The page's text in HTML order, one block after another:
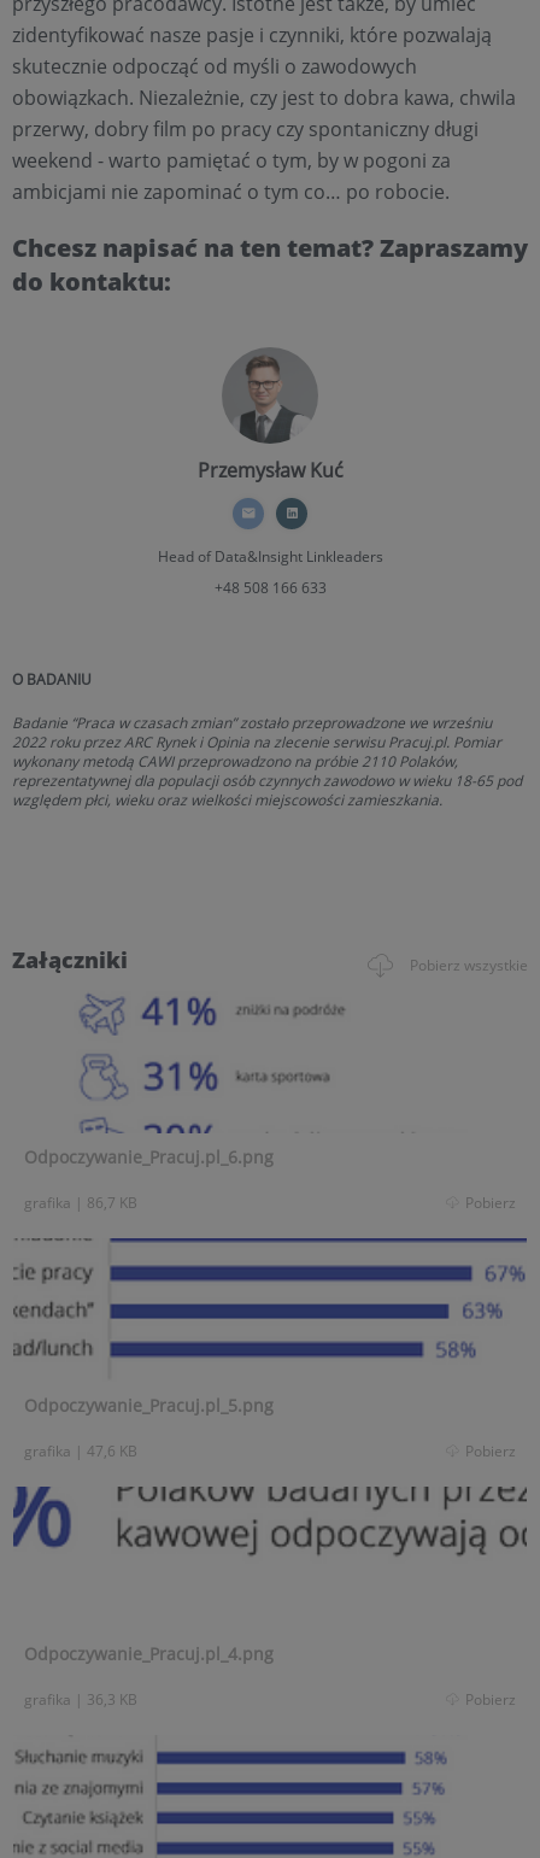
zidentyfikować nasze pasje i czynniki, które pozwalają
skutecznie odpocząć od myśli o zawodowych
obowiązkach. Niezależnie, czy jest to dobra kawa, chwila
przerwy, dobry film po pracy czy spontaniczny długi
weekend - warto pamiętać o tym, by w pogoni za
ambicjami nie zapominać o tym co… po robocie.
Chcesz napisać na ten temat? Zapraszamy
do kontaktu:
Przemysław Kuć
Head of Data&InsightLinkleaders
+48 508 166 633
O BADANIU
Badanie “Praca w czasach zmian” zostało przeprowadzone we wrześniu
2022 roku przez ARC Rynek i Opinia na zlecenie serwisu Pracuj.pl. Pomiar
wykonany metodą CAWI przeprowadzono na próbie 2110 Polaków,
reprezentatywnej dla populacji osób czynnych zawodowo w wieku 18-65 pod
względem płci, wieku oraz wielkości miejscowości zamieszkania.
Załączniki Pobierz wszystkie
Odpoczywanie_Pracuj.pl_6.png
grafika | 86,7 KB Pobierz
Odpoczywanie_Pracuj.pl_5.png
grafika | 47,6 KB Pobierz
Odpoczywanie_Pracuj.pl_4.png
grafika | 36,3 KB Pobierz